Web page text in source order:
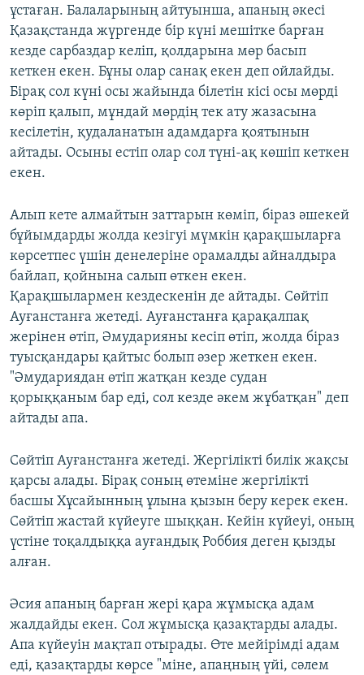
ұстаған. Балаларының айтуынша, апаның әкесі
Қазақстанда жүргенде бір күні мешітке барған
кезде сарбаздар келіп, қолдарына мөр басып
кеткен екен. Бұны олар санақ екен деп ойлайды.
Бірақ сол күні осы жайында білетін кісі осы мөрді
көріп қалып, мұндай мөрдің тек ату жазасына
кесілетін, қудаланатын адамдарға қоятынын
айтады. Осыны естіп олар сол түні-ақ көшіп кеткен
екен.
Алып кете алмайтын заттарын көміп, біраз әшекей
бұйымдарды жолда кезігуі мүмкін қарақшыларға
көрсетпес үшін денелеріне орамалды айналдыра
байлап, қойнына салып өткен екен.
Қарақшылармен кездескенін де айтады. Сөйтіп
Ауғанстанға жетеді. Ауғанстанға қарақалпақ
жерінен өтіп, Әмударияны кесіп өтіп, жолда біраз
туысқандары қайтыс болып әзер жеткен екен.
"Әмудариядан өтіп жатқан кезде судан
қорыққаным бар еді, сол кезде әкем жұбатқан" деп
айтады апа.
Сөйтіп Ауғанстанға жетеді. Жергілікті билік жақсы
қарсы алады. Бірақ соның өтеміне жергілікті
басшы Хұсайынның ұлына қызын беру керек екен.
Сөйтіп жастай күйеуге шыққан. Кейін күйеуі, оның
үстіне тоқалдыққа ауғандық Роббия деген қызды
алған.
Әсия апаның барған жері қара жұмысқа адам
жалдайды екен. Сол жұмысқа қазақтарды алады.
Апа күйеуін мақтап отырады. Өте мейірімді адам
еді, қазақтарды көрсе "міне, апаңның үйі, сәлем